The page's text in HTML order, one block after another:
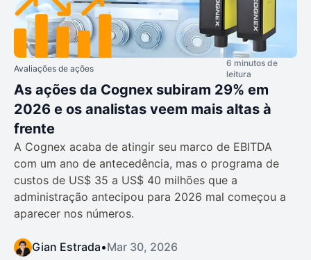
Avaliações de ações
6 minutos de
leitura
As ações da Cognex subiram 29% em
2026 e os analistas veem mais altas à
frente
A Cognex acaba de atingir seu marco de EBITDA
com um ano de antecedência, mas o programa de
custos de US$ 35 a US$ 40 milhões que a
administração antecipou para 2026 mal começou a
aparecer nos números.
Gian Estrada•Mar 30, 2026